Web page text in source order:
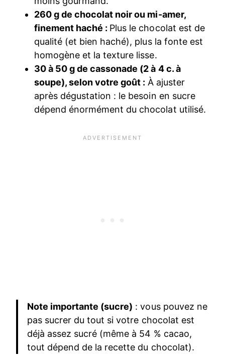
260 g de chocolat noir ou mi-amer,
finement haché : Plus le chocolat est de
qualité (et bien haché), plus la fonte est
homogène et la texture lisse.
30 à 50 g de cassonade (2 à 4 c. à
soupe), selon votre goût : À ajuster
après dégustation : le besoin en sucre
dépend énormément du chocolat utilisé.
Note importante (sucre) : vous pouvez ne
pas sucrer du tout si votre chocolat est
déjà assez sucré (même à 54 % cacao,
tout dépend de la recette du chocolat).